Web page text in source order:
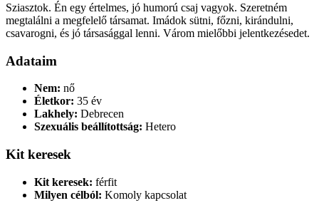
Sziasztok. Én egy értelmes, jó humorú csaj vagyok. Szeretném
megtalálni a megfelelő társamat. Imádok sütni, főzni, kirándulni,
csavarogni, és jó társasággal lenni. Várom mielőbbi jelentkezésedet.
Adataim
Nem: nő
Életkor: 35 év
Lakhely: Debrecen
Szexuális beállítottság: Hetero
Kit keresek
Kit keresek: férfit
Milyen célból: Komoly kapcsolat